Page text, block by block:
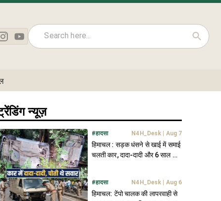
न्यूज़
#हादसा N4H_Desk Aug 7
हिमाचल : सड़क धंसने से खाई में समाई
चलती कार, दादा-दादी और 6 साल की
#हादसा N4H_Desk Aug 6
हिमाचल: टेंपो चालक की लापरवाही से